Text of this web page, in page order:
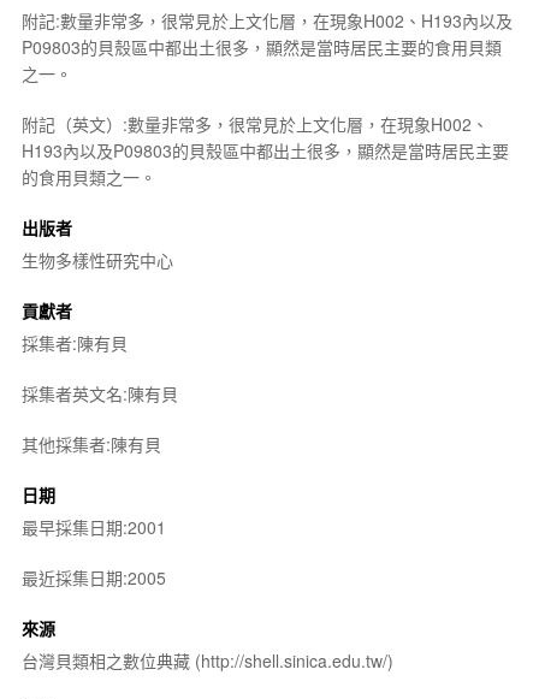
附記:數量非常多，很常見於上文化層，在現象H002、H193內以及
P09803的貝殼區中都出土很多，顯然是當時居民主要的食用貝類
之一。
附記（英文）:數量非常多，很常見於上文化層，在現象H002、
H193內以及P09803的貝殼區中都出土很多，顯然是當時居民主要
的食用貝類之一。
出版者
生物多樣性研究中心
貢獻者
採集者:陳有貝
採集者英文名:陳有貝
其他採集者:陳有貝
日期
最早採集日期:2001
最近採集日期:2005
來源
台灣貝類相之數位典藏 (http://shell.sinica.edu.tw/)